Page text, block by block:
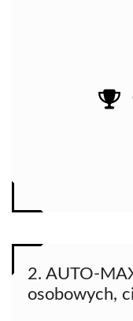
2. AUTO-
osobowych,